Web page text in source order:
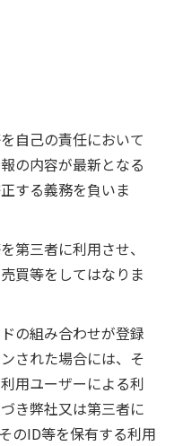
自己の責任において
の内容が最新となる
する義務を負いま
第三者に利用させ、
買等をしてはなりま
の組み合わせが登録
された場合には、そ
用ユーザーによる利
き弊社又は第三者に
のID等を保有する利用